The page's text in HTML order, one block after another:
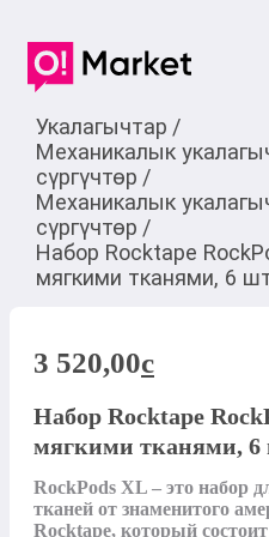
Укалагычтар /
Механикалык
сүргүчтөр /
Механикалык
сүргүчтөр /
Набор Rocktape
мягкими тканями, 6
3 520,00c
Набор Rocktape
мягкими тканями, 6
RockPods XL – это набор
тканей от знаменитого
Rocktape, который